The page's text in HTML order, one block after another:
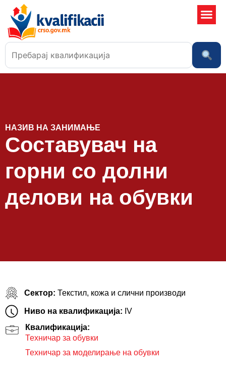
НАЗИВ НА ЗАНИМАЊЕ
Составувач на
горни со долни
делови на обувки
Сектор: Текстил, кожа и слични производи
Ниво на квалификација: IV
Квалификација:
Техничар за обувки
Техничар за моделирање на обувки